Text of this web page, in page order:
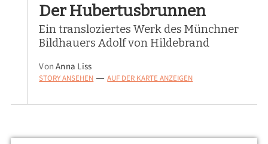
Der Hubertusbrunnen
Ein transloziertes Werk des Münchner
Bildhauers Adolf von Hildebrand
VonAnna Liss
STORY ANSEHEN — AUF DER KARTE ANZEIGEN